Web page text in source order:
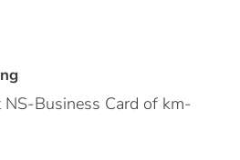
NS-Business Card of km-